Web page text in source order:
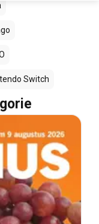
Switch